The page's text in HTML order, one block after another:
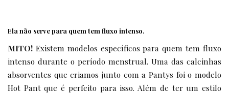
Ela não serve para quem tem fluxo intenso.
MITO! Existem modelos específicos para quem tem fluxo
intenso durante o período menstrual. Uma das calcinhas
absorventes que criamos junto com a Pantys foi o modelo
Hot Pant que é perfeito para isso. Além de ter um estilo